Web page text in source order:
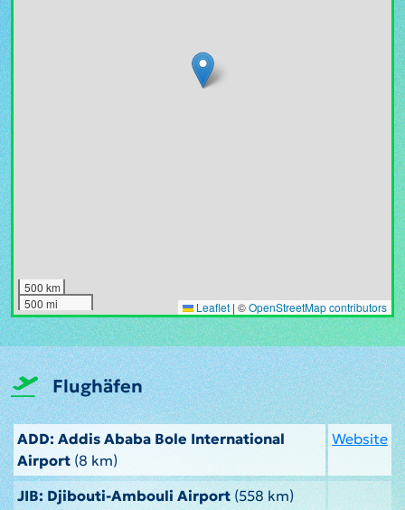
500 km
500 mi
Leaflet | ©OpenStreetMap contributors
Flughäfen
ADD: Addis Ababa Bole International
Airport (8 km)
Website
JIB: Djibouti-Ambouli Airport(558 km)